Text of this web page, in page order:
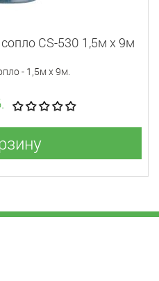
CS-530 1,5м x 9м
- 1,5м х 9м.